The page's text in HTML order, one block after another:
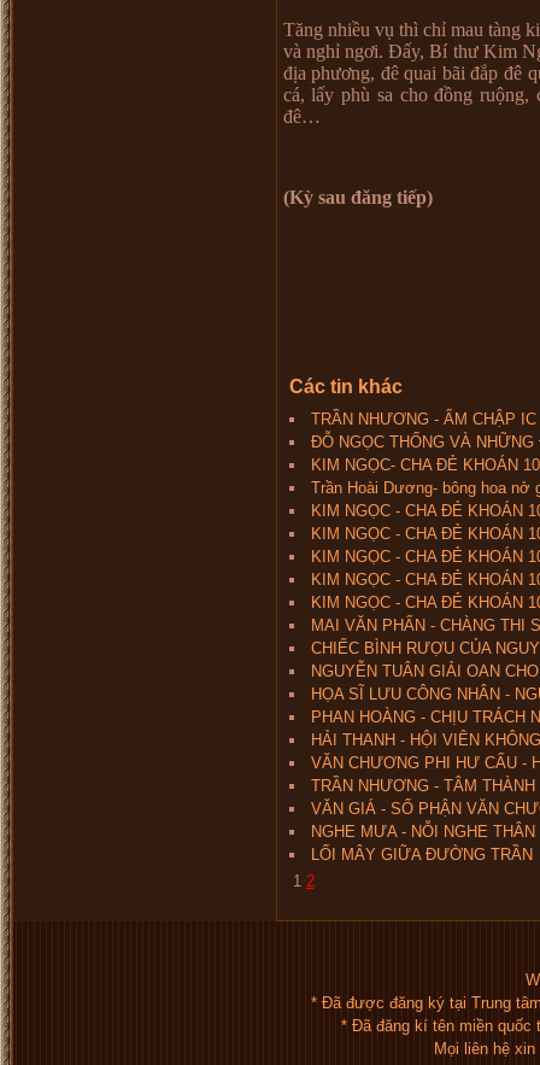
Tăng nhiều vụ thì chỉmau tàng ki
và nghỉngơi. Đấy, Bí thưKim
địa phương, đê quai bãi đắp đê
cá, lấy phù sa cho đồng ruộng,
đê…
(Kỳ sau đăng tiếp)
Các tin khác
TRẦN NHƯƠNG - ẨM CHẬP
ĐỖ NGỌC THỐNG VÀ NHỮNG
KIM NGỌC- CHA ĐẺ KHOÁN
Trần Hoài Dương- bông hoa nở
KIM NGỌC - CHA ĐẺ KHOÁN
KIM NGỌC - CHA ĐẺ KHOÁN
KIM NGỌC - CHA ĐẺ KHOÁN
KIM NGỌC - CHA ĐẺ KHOÁN
KIM NGỌC - CHA ĐẺ KHOÁN
MAI VĂN PHẤN - CHÀNG THI
CHIẾC BÌNH RƯỢU CỦA
NGUYỄN TUÂN GIẢI OAN
HỌA SĨ LƯU CÔNG NHÂN -
PHAN HOÀNG - CHỊU TRÁCH
HẢI THANH - HỘI VIÊN
VĂN CHƯƠNG PHI HƯ CẤU -
TRẦN NHƯƠNG - TÂM
VĂN GIÁ - SỐ PHẬN VĂN
NGHE MƯA - NỖI NGHE THÂN
LỐI MÂY GIỮA ĐƯỜNG TRẦN
1 2
* Đã được đăng ký tại Trung
* Đã đăng kí tên miền quốc
Mọi liên hệ